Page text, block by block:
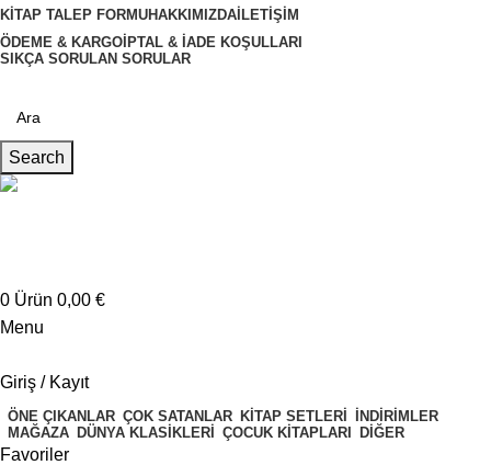
KITAP TALEP FORMUHAKKIMIZDA İLETIŞIM
ÖDEME & KARGO İPTAL & İADE KOŞULLARI
SIKÇA SORULAN SORULAR
Search
0 Ürün 0,00 €
Menu
Giriş / Kayıt
ÖNE ÇIKANLAR ÇOK SATANLAR KITAP SETLERI İNDIRIMLER
MAĞAZA DÜNYA KLASIKLERI ÇOCUK KITAPLARI DIĞER
Favoriler